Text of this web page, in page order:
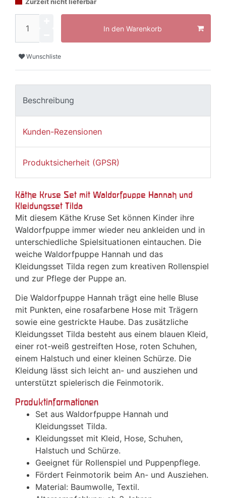
In den Warenkorb
Wunschliste
Beschreibung
Kunden-Rezensionen
Produktsicherheit (GPSR)
Käthe Kruse Set mit Waldorfpuppe Hannah und
Kleidungsset Tilda
Mit diesem Käthe Kruse Set können Kinder ihre
Waldorfpuppe immer wieder neu ankleiden und in
unterschiedliche Spielsituationen eintauchen. Die
weiche Waldorfpuppe Hannah und das
Kleidungsset Tilda regen zum kreativen Rollenspiel
und zur Pflege der Puppe an.
Die Waldorfpuppe Hannah trägt eine helle Bluse
mit Punkten, eine rosafarbene Hose mit Trägern
sowie eine gestrickte Haube. Das zusätzliche
Kleidungsset Tilda besteht aus einem blauen Kleid,
einer rot-weiß gestreiften Hose, roten Schuhen,
einem Halstuch und einer kleinen Schürze. Die
Kleidung lässt sich leicht an- und ausziehen und
unterstützt spielerisch die Feinmotorik.
Produktinformationen
Set aus Waldorfpuppe Hannah und
Kleidungsset Tilda.
Kleidungsset mit Kleid, Hose, Schuhen,
Halstuch und Schürze.
Geeignet für Rollenspiel und Puppenpflege.
Fördert Feinmotorik beim An- und Ausziehen.
Material: Baumwolle, Textil.